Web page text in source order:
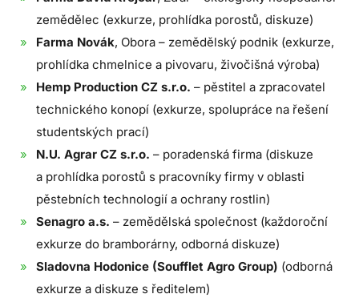
zemědělec (exkurze, prohlídka porostů, diskuze)
Farma Novák, Obora – zemědělský podnik (exkurze,
prohlídka chmelnice a pivovaru, živočišná výroba)
Hemp Production CZ s.r.o. – pěstitel a zpracovatel
technického konopí (exkurze, spolupráce na řešení
studentských prací)
N.U. Agrar CZ s.r.o. – poradenská firma (diskuze
a prohlídka porostů s pracovníky firmy v oblasti
pěstebních technologií a ochrany rostlin)
Senagro a.s. – zemědělská společnost (každoroční
exkurze do bramborárny, odborná diskuze)
Sladovna Hodonice (Soufflet Agro Group) (odborná
exkurze a diskuze s ředitelem)